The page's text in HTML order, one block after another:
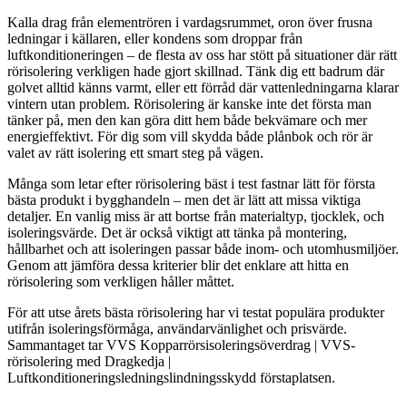
Kalla drag från elementrören i vardagsrummet, oron över frusna
ledningar i källaren, eller kondens som droppar från
luftkonditioneringen – de flesta av oss har stött på situationer där rätt
rörisolering verkligen hade gjort skillnad. Tänk dig ett badrum där
golvet alltid känns varmt, eller ett förråd där vattenledningarna klarar
vintern utan problem. Rörisolering är kanske inte det första man
tänker på, men den kan göra ditt hem både bekvämare och mer
energieffektivt. För dig som vill skydda både plånbok och rör är
valet av rätt isolering ett smart steg på vägen.
Många som letar efter rörisolering bäst i test fastnar lätt för första
bästa produkt i bygghandeln – men det är lätt att missa viktiga
detaljer. En vanlig miss är att bortse från materialtyp, tjocklek, och
isoleringsvärde. Det är också viktigt att tänka på montering,
hållbarhet och att isoleringen passar både inom- och utomhusmiljöer.
Genom att jämföra dessa kriterier blir det enklare att hitta en
rörisolering som verkligen håller måttet.
För att utse årets bästa rörisolering har vi testat populära produkter
utifrån isoleringsförmåga, användarvänlighet och prisvärde.
Sammantaget tar VVS Kopparrörsisoleringsöverdrag | VVS-
rörisolering med Dragkedja |
Luftkonditioneringsledningslindningsskydd förstaplatsen.